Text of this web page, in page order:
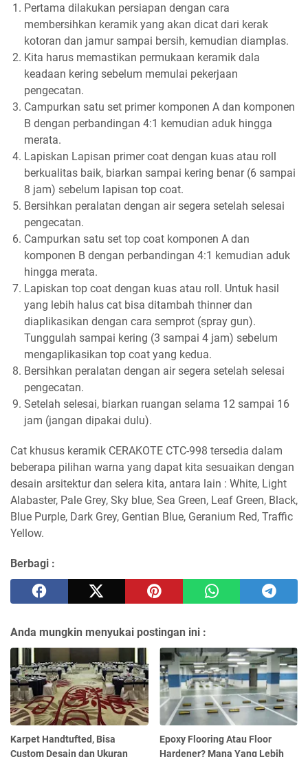
Pertama dilakukan persiapan dengan cara
membersihkan keramik yang akan dicat dari kerak
kotoran dan jamur sampai bersih, kemudian diamplas.
Kita harus memastikan permukaan keramik dala
keadaan kering sebelum memulai pekerjaan
pengecatan.
Campurkan satu set primer komponen A dan komponen
B dengan perbandingan 4:1 kemudian aduk hingga
merata.
Lapiskan Lapisan primer coat dengan kuas atau roll
berkualitas baik, biarkan sampai kering benar (6 sampai
8 jam) sebelum lapisan top coat.
Bersihkan peralatan dengan air segera setelah selesai
pengecatan.
Campurkan satu set top coat komponen A dan
komponen B dengan perbandingan 4:1 kemudian aduk
hingga merata.
Lapiskan top coat dengan kuas atau roll. Untuk hasil
yang lebih halus cat bisa ditambah thinner dan
diaplikasikan dengan cara semprot (spray gun).
Tunggulah sampai kering (3 sampai 4 jam) sebelum
mengaplikasikan top coat yang kedua.
Bersihkan peralatan dengan air segera setelah selesai
pengecatan.
Setelah selesai, biarkan ruangan selama 12 sampai 16
jam (jangan dipakai dulu).
Cat khusus keramik CERAKOTE CTC-998 tersedia dalam
beberapa pilihan warna yang dapat kita sesuaikan dengan
desain arsitektur dan selera kita, antara lain : White, Light
Alabaster, Pale Grey, Sky blue, Sea Green, Leaf Green, Black,
Blue Purple, Dark Grey, Gentian Blue, Geranium Red, Traffic
Yellow.
Berbagi :
Anda mungkin menyukai postingan ini :
Karpet Handtufted, Bisa
Custom Desain dan Ukuran
Epoxy Flooring Atau Floor
Hardener? Mana Yang Lebih